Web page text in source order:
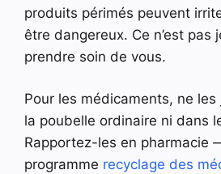
produits périmés peuvent
être dangereux. Ce n’est pas
prendre soin de vous.
Pour les médicaments, ne
la poubelle ordinaire ni dans
Rapportez-les en pharmacie
programme recyclage des